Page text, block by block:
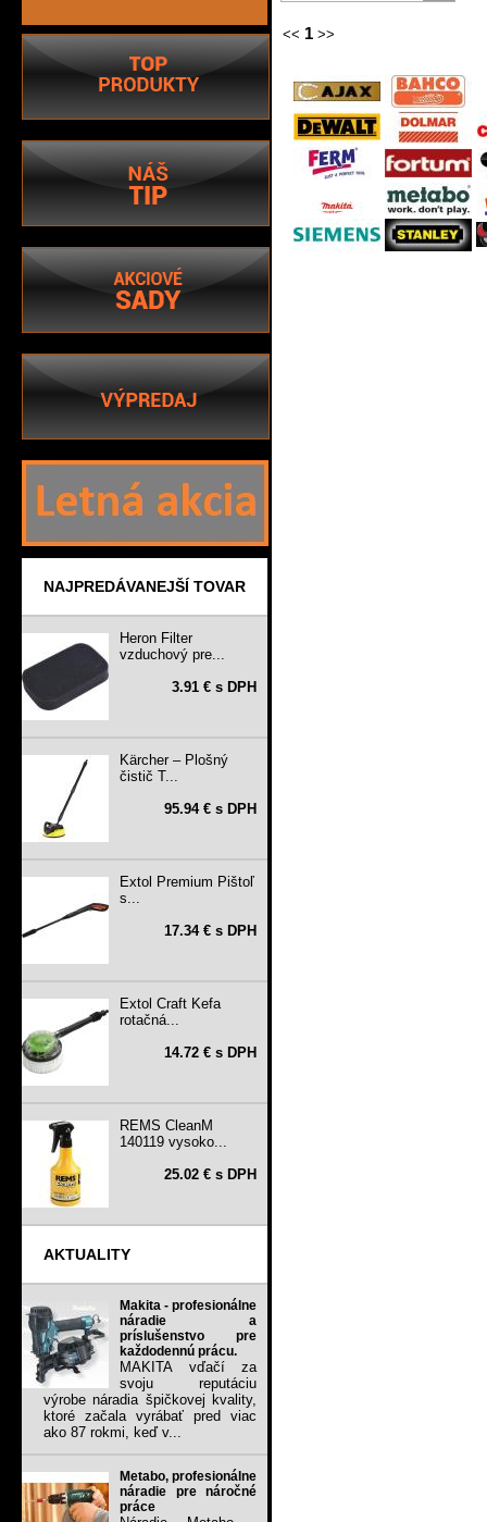
NAJPREDÁVANEJŠÍ TOVAR
Heron Filter
vzduchový pre...
3.91 € s DPH
Kärcher – Plošný
čistič T...
95.94 € s DPH
Extol Premium Pištoľ
s...
17.34 € s DPH
Extol Craft Kefa
rotačná...
14.72 € s DPH
REMS CleanM
140119 vysoko...
25.02 € s DPH
AKTUALITY
Makita - profesionálne
náradie a
príslušenstvo pre
každodennú prácu.
MAKITA vďačí za
svoju reputáciu
výrobe náradia špičkovej kvality,
ktoré začala vyrábať pred viac
ako 87 rokmi, keď v...
Metabo, profesionálne
náradie pre náročné
práce
<< 1 >>